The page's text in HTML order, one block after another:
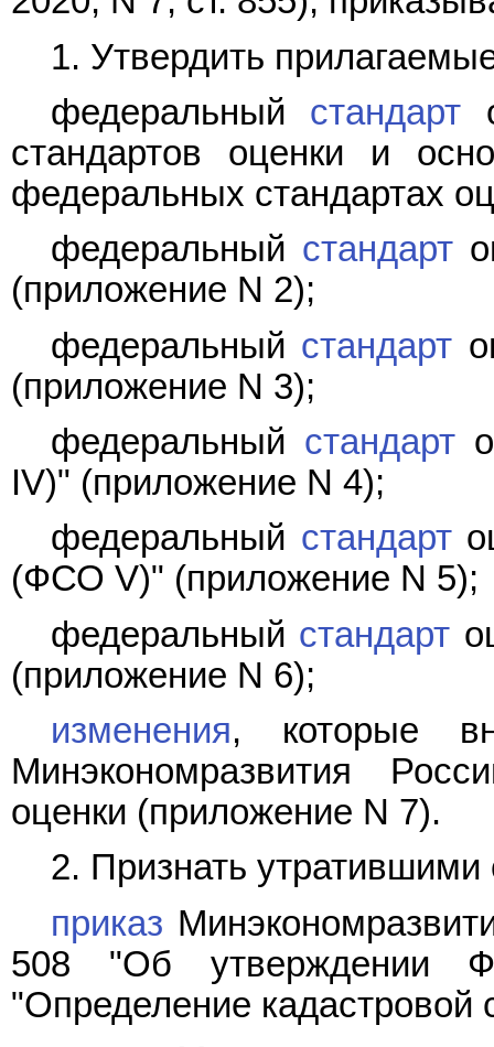
1. Утвердить
федеральный стандарт
стандартов оценки и
федеральных стандартах
федеральный стандарт
(приложение N 2);
федеральный стандарт
(приложение N 3);
федеральный стандарт
IV)" (приложение N 4);
федеральный стандарт
(ФСО V)" (приложение N 5);
федеральный стандарт
(приложение N 6);
изменения, которые
Минэкономразвития
оценки (приложение N 7).
2. Признать утратившими
приказ
508 "Об утверждении
"Определение